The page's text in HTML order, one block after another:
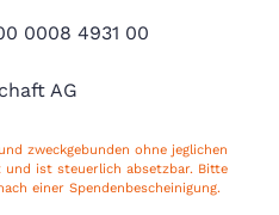
0008 4931 00
AG
zweckgebunden ohne jeglichen
und ist steuerlich absetzbar. Bitte
einer Spendenbescheinigung.